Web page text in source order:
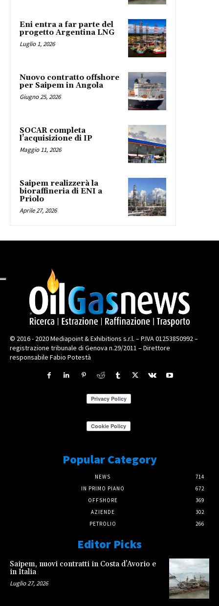
Eni entra a far parte del
progetto Argentina LNG
Luglio 1, 2026
Nuovo contratto offshore
per Saipem in Angola
Giugno 25, 2026
SOCAR completa
l’acquisizione di IP
Maggio 11, 2026
Saipem realizzerà la
bioraffineria di ENI a
Priolo
Aprile 27, 2026
© 2016 - 2020 Mediapoint & Exhibitions s.r.l. – P.IVA 01253850992 –
registrazione tribunale di Genova n.29/2011 – Direttore
responsabile Fabio Potestà
Popular Category
NEWS
714
IN PRIMO PIANO
672
OFFSHORE
369
AZIENDE
302
PETROLIO
266
Editor Picks
Saipem, nuovi contratti in Costa d’Avorio e
in Italia
Luglio 27, 2026